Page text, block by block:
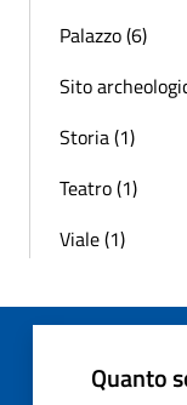
Palazzo (6)
Sito
Storia (1)
Teatro (1)
Viale (1)
Quanto